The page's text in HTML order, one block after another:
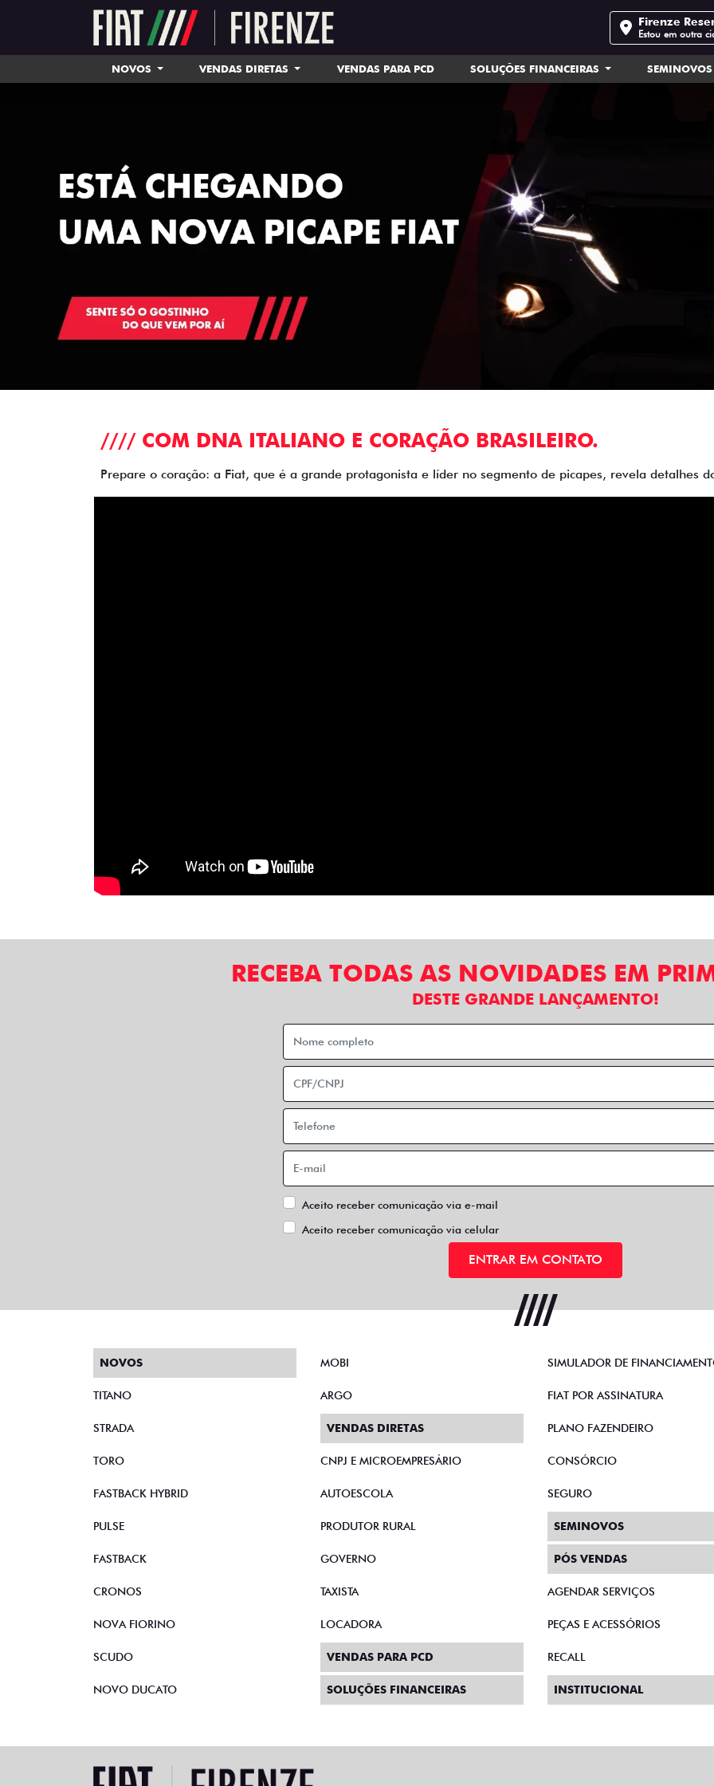
Firenze
Estou em outra
NOVOS VENDAS DIRETAS VENDAS PARA PCD SOLUÇÕES FINANCEIRAS SEMINOVOS
//// COM DNA ITALIANO E CORAÇÃO BRASILEIRO.
Prepare o coração: a Fiat, que é a grande protagonista e líder no segmento de picapes, revela detalhes
RECEBA TODAS AS NOVIDADES EM
DESTE GRANDE LANÇAMENTO!
Aceito receber comunicação via e-mail
Aceito receber comunicação via celular
ENTRAR EM CONTATO
NOVOS
TITANO
STRADA
TORO
FASTBACK HYBRID
PULSE
FASTBACK
CRONOS
NOVA FIORINO
SCUDO
NOVO DUCATO
MOBI
ARGO
VENDAS DIRETAS
CNPJ E MICROEMPRESÁRIO
AUTOESCOLA
PRODUTOR RURAL
GOVERNO
TAXISTA
LOCADORA
VENDAS PARA PCD
SOLUÇÕES FINANCEIRAS
SIMULADOR DE
FIAT POR ASSINATURA
PLANO FAZENDEIRO
CONSÓRCIO
SEGURO
SEMINOVOS
PÓS VENDAS
AGENDAR SERVIÇOS
PEÇAS E ACESSÓRIOS
RECALL
INSTITUCIONAL